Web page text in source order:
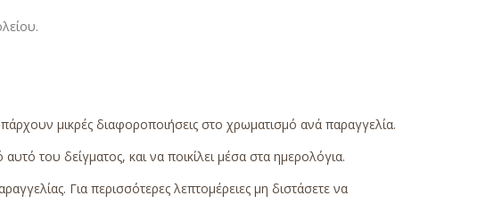
μικρές διαφοροποιήσεις στο χρωματισμό ανά παραγγελία.
του δείγματος, και να ποικίλει μέσα στα ημερολόγια.
Για περισσότερες λεπτομέρειες μη διστάσετε να